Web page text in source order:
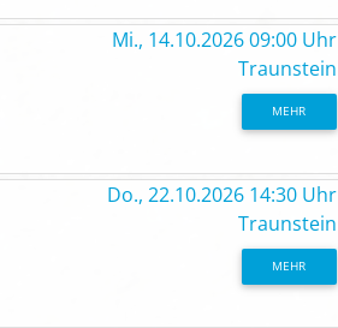
Mi., 14.10.2026 09:00 Uhr
Traunstein
MEHR
Do., 22.10.2026 14:30 Uhr
Traunstein
MEHR